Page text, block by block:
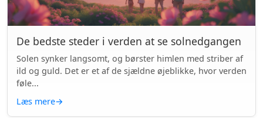
De bedste steder i verden at se solnedgangen
Solen synker langsomt, og børster himlen med striber af
ild og guld. Det er et af de sjældne øjeblikke, hvor verden
føle...
Læs mere→